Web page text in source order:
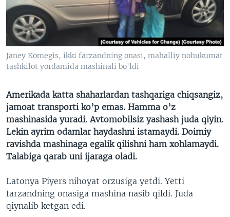
VIDEO
XABARLAR SURATLARDA
ODNOKLASSNIKI
TELEGRAM
TWITTER
SOUNDCLOUD
VOA
Janey Komegis, ikki farzandning onasi, mahalliy nohukumat
tashkilot yordamida mashinali bo'ldi
Amerikada katta shaharlardan tashqariga chiqsangiz,
jamoat transporti ko’p emas. Hamma o’z
mashinasida yuradi. Avtomobilsiz yashash juda qiyin.
Lekin ayrim odamlar haydashni istamaydi. Doimiy
ravishda mashinaga egalik qilishni ham xohlamaydi.
Talabiga qarab uni ijaraga oladi.
Latonya Piyers nihoyat orzusiga yetdi. Yetti
farzandning onasiga mashina nasib qildi. Juda
qiynalib ketgan edi.